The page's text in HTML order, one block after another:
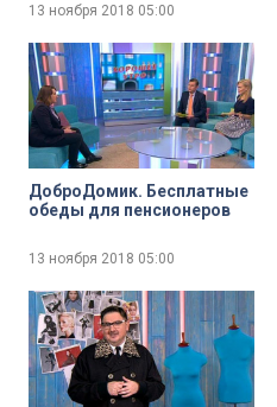
13 ноября 2018 05:00
ДоброДомик. Бесплатные
обеды для пенсионеров
13 ноября 2018 05:00